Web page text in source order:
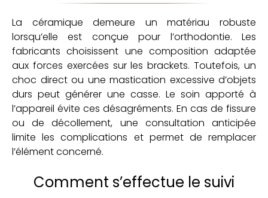
La céramique demeure un matériau robuste
lorsqu’elle est conçue pour l’orthodontie. Les
fabricants choisissent une composition adaptée
aux forces exercées sur les brackets. Toutefois, un
choc direct ou une mastication excessive d’objets
durs peut générer une casse. Le soin apporté à
l’appareil évite ces désagréments. En cas de fissure
ou de décollement, une consultation anticipée
limite les complications et permet de remplacer
l’élément concerné.
Comment s’effectue le suivi